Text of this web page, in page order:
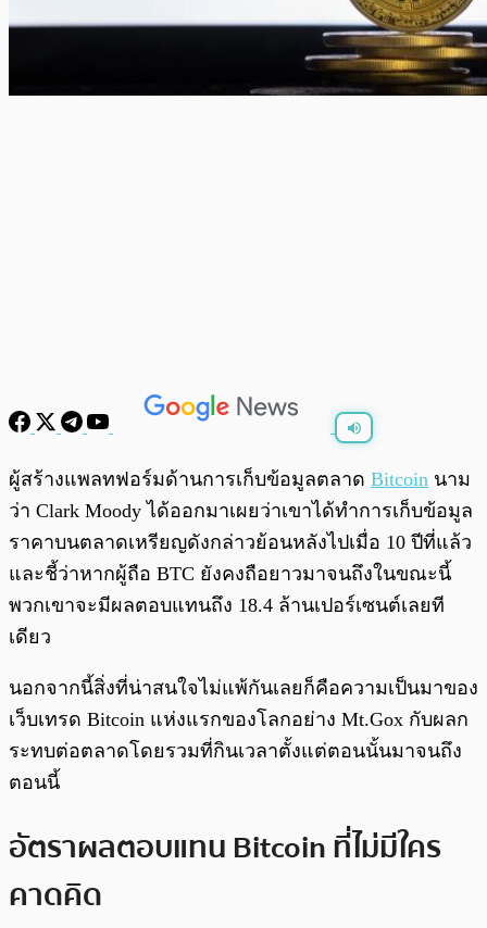
ผู้สร้างแพลทฟอร์มด้านการเก็บข้อมูลตลาด Bitcoin นาม
ว่า Clark Moody ได้ออกมาเผยว่าเขาได้ทำการเก็บข้อมูล
ราคาบนตลาดเหรียญดังกล่าวย้อนหลังไปเมื่อ 10 ปีที่แล้ว
และชี้ว่าหากผู้ถือ BTC ยังคงถือยาวมาจนถึงในขณะนี้
พวกเขาจะมีผลตอบแทนถึง 18.4 ล้านเปอร์เซนต์เลยที
เดียว
นอกจากนี้สิ่งที่น่าสนใจไม่แพ้กันเลยก็คือความเป็นมาของ
เว็บเทรด Bitcoin แห่งแรกของโลกอย่าง Mt.Gox กับผลก
ระทบต่อตลาดโดยรวมที่กินเวลาตั้งแต่ตอนนั้นมาจนถึง
ตอนนี้
อัตราผลตอบแทน Bitcoin ที่ไม่มีใคร
คาดคิด